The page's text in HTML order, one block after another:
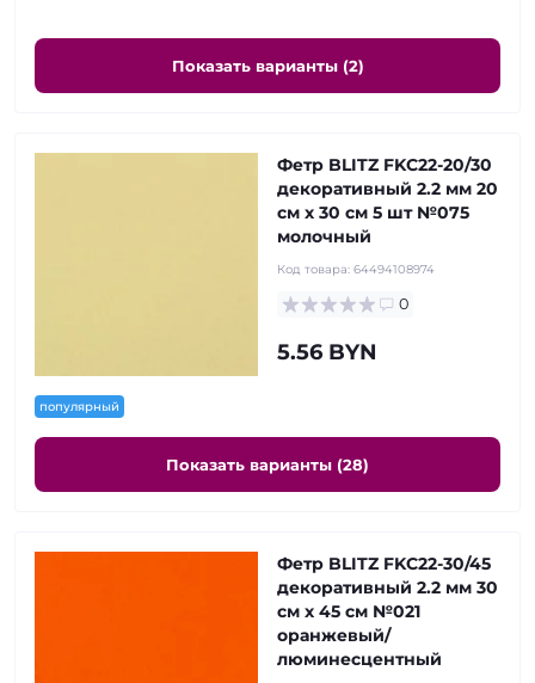
Показать варианты (2)
популярный
Фетр BLITZ FKC22-20/30
декоративный 2.2 мм 20
см х 30 см 5 шт №075
молочный
Код товара: 64494108974
0
5.56 BYN
Показать варианты (28)
Фетр BLITZ FKC22-30/45
декоративный 2.2 мм 30
см х 45 см №021
оранжевый/
люминесцентный